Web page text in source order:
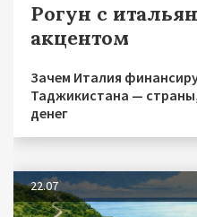
Рогун с
акцентом
Зачем Италия
Таджикистана —
денег
22.07